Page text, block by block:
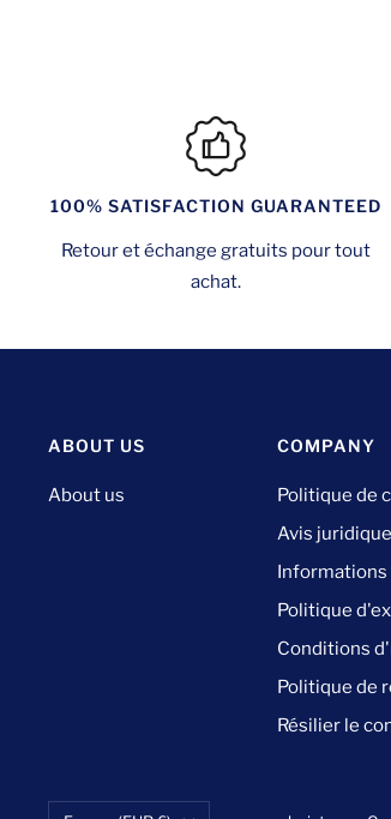
100% SATISFACTION GUARANTEED
Retour et échange gratuits pour tout
achat.
ABOUT US
About us
COMPANY
Politique de
Avis juridique
Informations
Politique
Conditions
Politique de
Résilier le